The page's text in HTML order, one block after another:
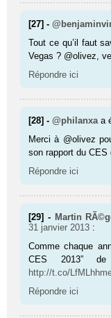
[27] -
Tout ce qu’il faut
Vegas ? @olivez,
Répondre ici
[28] -@philanxa a
Merci à @olivez
son rap­port du CES
Répondre ici
[29] - Martin
31 janvier 2013 :
Comme chaque
CES 2013”
http://t.co/
Répondre ici